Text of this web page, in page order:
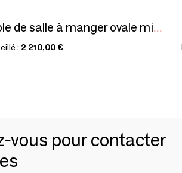
CAST — Table de salle à manger ovale minimaliste en bois de frêne
: 2 210,00 €
vous pour contacter